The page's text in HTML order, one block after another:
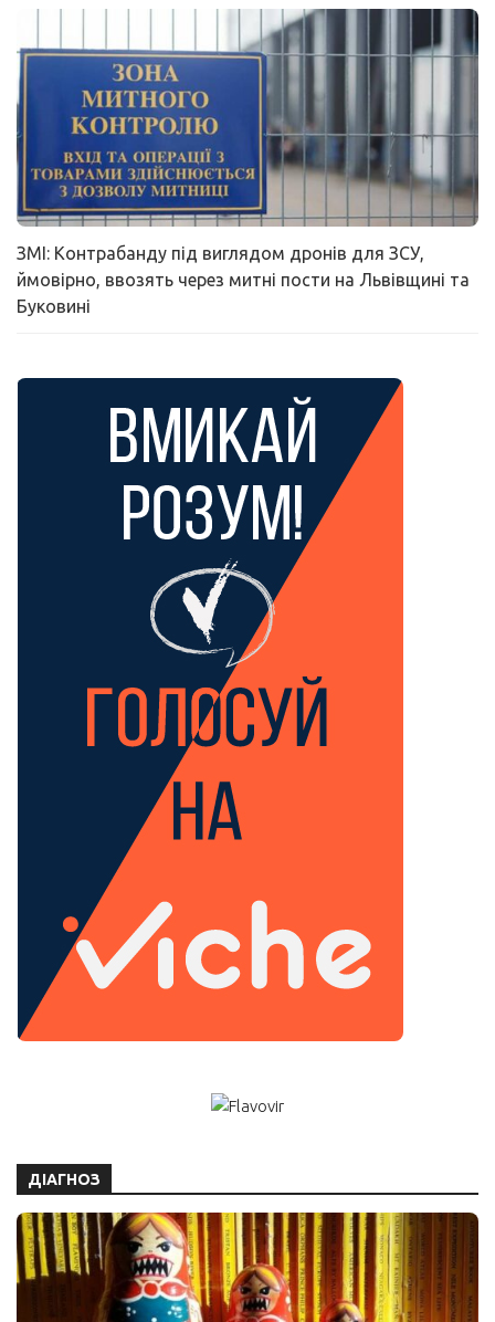
ЗМІ: Контрабанду під виглядом дронів для ЗСУ,
ймовірно, ввозять через митні пости на Львівщині та
Буковині
ДІАГНОЗ